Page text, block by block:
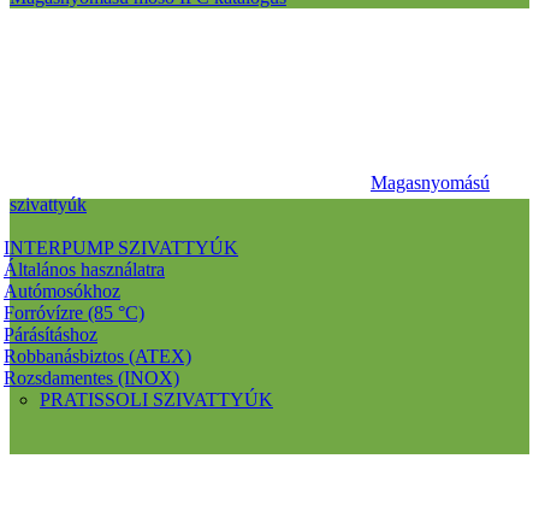
Magasnyomású
szivattyúk
INTERPUMP SZIVATTYÚK
Általános használatra
Autómosókhoz
Forróvízre (85 °C)
Párásításhoz
Robbanásbiztos (ATEX)
Rozsdamentes (INOX)
PRATISSOLI SZIVATTYÚK